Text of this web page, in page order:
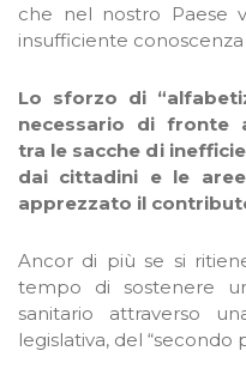
che nel nostro Paese
insufficiente
Lo sforzo di
necessario di fronte
tra le sacche di
dai cittadini e le
apprezzato il
Ancor di più se si
tempo di sostenere
sanitario attraverso
legislativa, del “secondo